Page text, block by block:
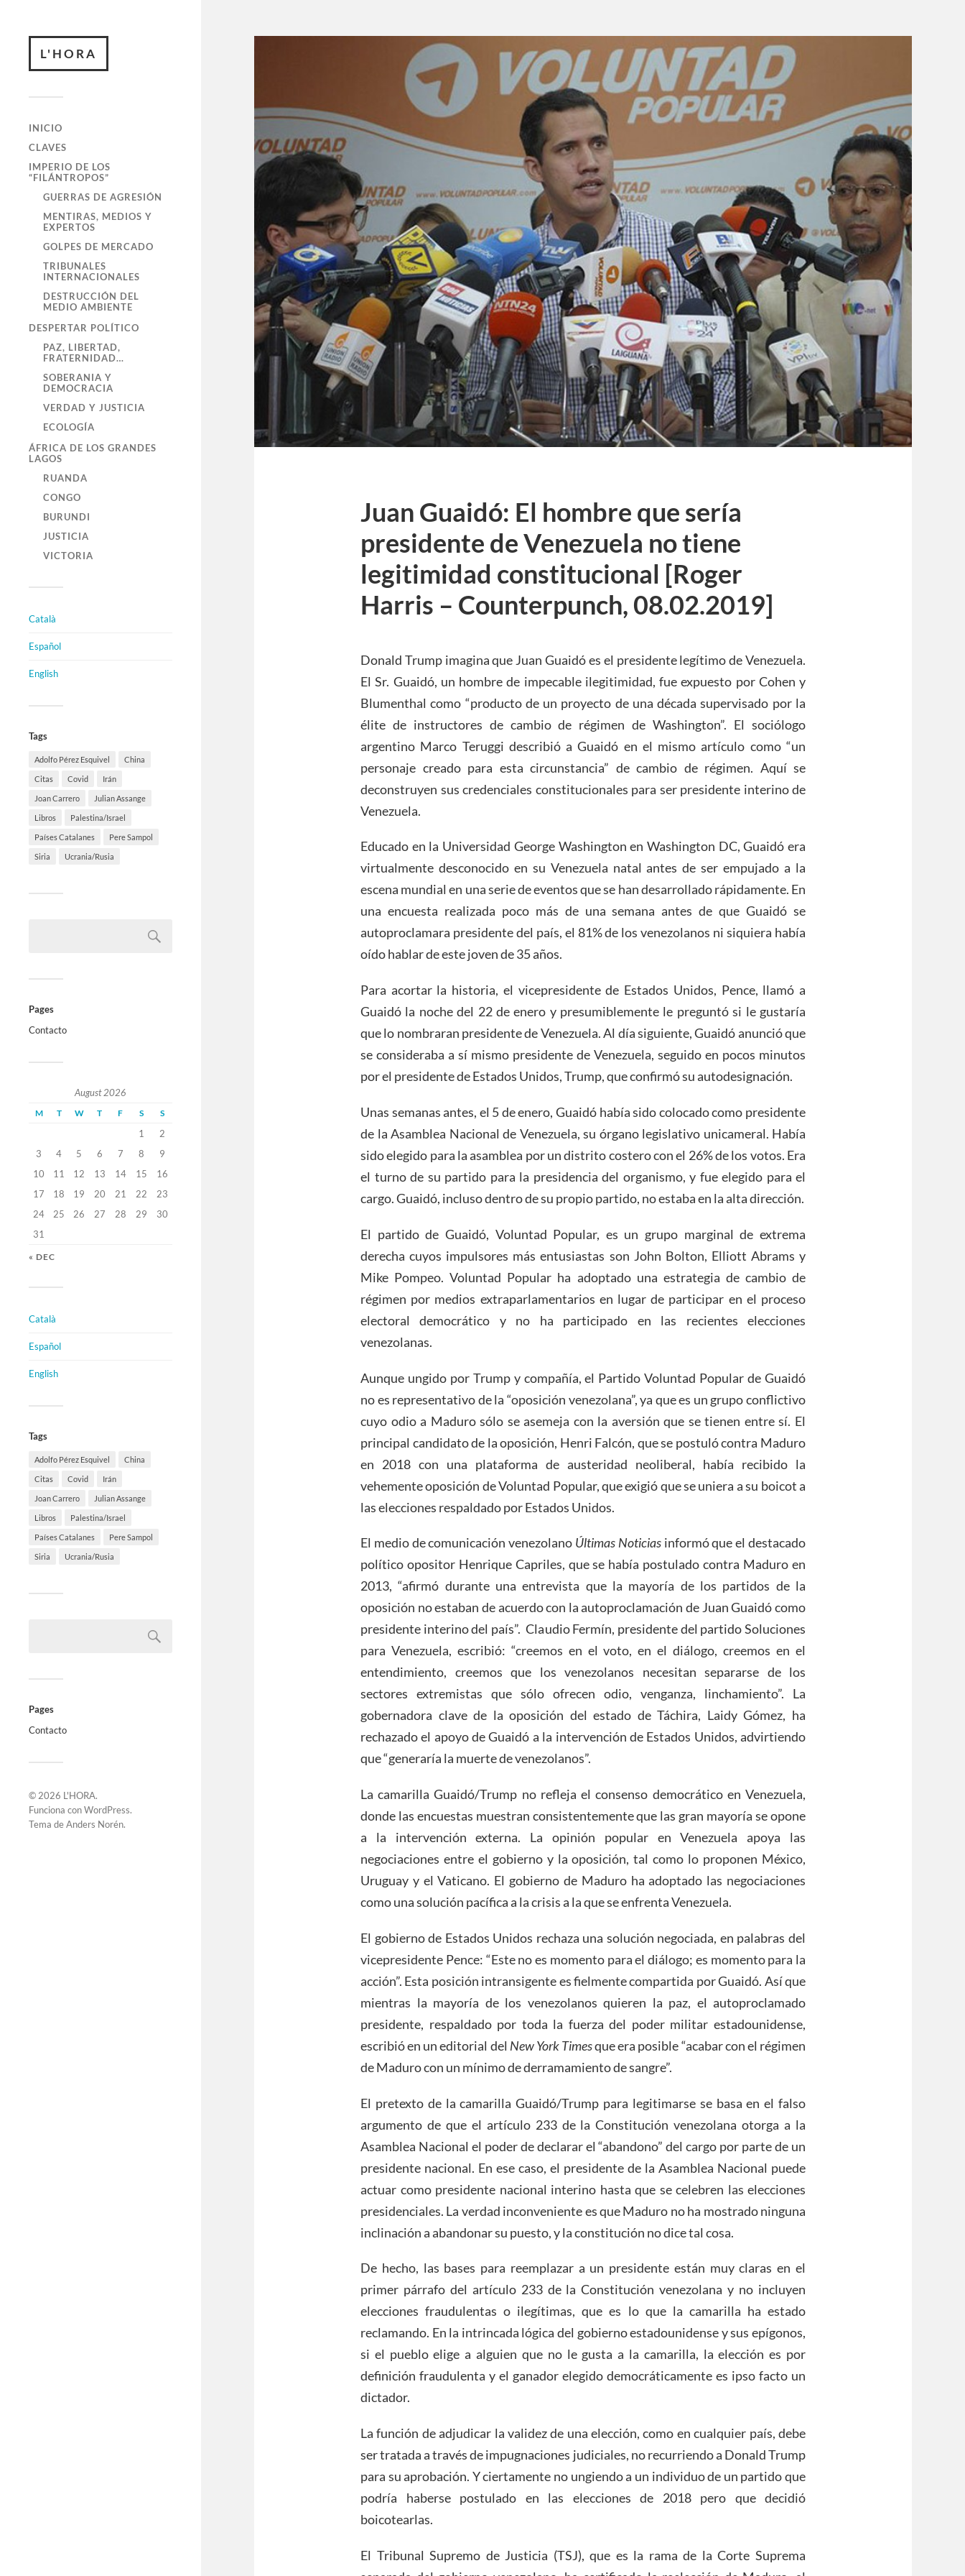
L'HORA
INICIO
CLAVES
IMPERIO DE LOS
“FILÁNTROPOS”
GUERRAS DE AGRESIÓN
MENTIRAS, MEDIOS Y
EXPERTOS
GOLPES DE MERCADO
TRIBUNALES
INTERNACIONALES
DESTRUCCIÓN DEL
MEDIO AMBIENTE
DESPERTAR POLÍTICO
PAZ, LIBERTAD,
FRATERNIDAD…
SOBERANIA Y
DEMOCRACIA
VERDAD Y JUSTICIA
ECOLOGÍA
ÁFRICA DE LOS GRANDES
LAGOS
RUANDA
CONGO
BURUNDI
JUSTICIA
VICTORIA
Català
Español
English
Tags
Adolfo Pérez Esquivel China
Citas Covid Irán
Joan Carrero Julian Assange
Libros Palestina/Israel
Países Catalanes Pere Sampol
Siria Ucrania/Rusia
Pages
Contacto
August 2026
M T W T F S S
1
2
3
4 5 6 7 8
9
10
11 12 13 14 15
16
17
18 19 20 21 22
23
24
25 26 27 28 29
30
31
« DEC
Català
Español
English
Tags
Adolfo Pérez Esquivel China
Citas Covid Irán
Joan Carrero Julian Assange
Libros Palestina/Israel
Países Catalanes Pere Sampol
Siria Ucrania/Rusia
Pages
Contacto
© 2026 L'HORA.
Funciona conWordPress.
Tema deAnders Norén.
Juan Guaidó: El hombre que sería
presidente de Venezuela no tiene
legitimidad constitucional [Roger
Harris – Counterpunch, 08.02.2019]
Donald Trump imagina que Juan Guaidó es el presidente legítimo de Venezuela.
El Sr. Guaidó, un hombre de impecable ilegitimidad, fue expuesto por Cohen y
Blumenthal como “producto de un proyecto de una década supervisado por la
élite de instructores de cambio de régimen de Washington”. El sociólogo
argentino Marco Teruggi describió a Guaidó en el mismo artículo como “un
personaje creado para esta circunstancia” de cambio de régimen. Aquí se
deconstruyen sus credenciales constitucionales para ser presidente interino de
Venezuela.
Educado en la Universidad George Washington en Washington DC, Guaidó era
virtualmente desconocido en su Venezuela natal antes de ser empujado a la
escena mundial en una serie de eventos que se han desarrollado rápidamente. En
una encuesta realizada poco más de una semana antes de que Guaidó se
autoproclamara presidente del país, el 81% de los venezolanos ni siquiera había
oído hablar de este joven de 35 años.
Para acortar la historia, el vicepresidente de Estados Unidos, Pence, llamó a
Guaidó la noche del 22 de enero y presumiblemente le preguntó si le gustaría
que lo nombraran presidente de Venezuela. Al día siguiente, Guaidó anunció que
se consideraba a sí mismo presidente de Venezuela, seguido en pocos minutos
por el presidente de Estados Unidos, Trump, que confirmó su autodesignación.
Unas semanas antes, el 5 de enero, Guaidó había sido colocado como presidente
de la Asamblea Nacional de Venezuela, su órgano legislativo unicameral. Había
sido elegido para la asamblea por un distrito costero con el 26% de los votos. Era
el turno de su partido para la presidencia del organismo, y fue elegido para el
cargo. Guaidó, incluso dentro de su propio partido, no estaba en la alta dirección.
El partido de Guaidó, Voluntad Popular, es un grupo marginal de extrema
derecha cuyos impulsores más entusiastas son John Bolton, Elliott Abrams y
Mike Pompeo. Voluntad Popular ha adoptado una estrategia de cambio de
régimen por medios extraparlamentarios en lugar de participar en el proceso
electoral democrático y no ha participado en las recientes elecciones
venezolanas.
Aunque ungido por Trump y compañía, el Partido Voluntad Popular de Guaidó
no es representativo de la “oposición venezolana”, ya que es un grupo conflictivo
cuyo odio a Maduro sólo se asemeja con la aversión que se tienen entre sí. El
principal candidato de la oposición, Henri Falcón, que se postuló contra Maduro
en 2018 con una plataforma de austeridad neoliberal, había recibido la
vehemente oposición de Voluntad Popular, que exigió que se uniera a su boicot a
las elecciones respaldado por Estados Unidos.
El medio de comunicación venezolano Últimas Noticias informó que el destacado
político opositor Henrique Capriles, que se había postulado contra Maduro en
2013, “afirmó durante una entrevista que la mayoría de los partidos de la
oposición no estaban de acuerdo con la autoproclamación de Juan Guaidó como
presidente interino del país”. Claudio Fermín, presidente del partido Soluciones
para Venezuela, escribió: “creemos en el voto, en el diálogo, creemos en el
entendimiento, creemos que los venezolanos necesitan separarse de los
sectores extremistas que sólo ofrecen odio, venganza, linchamiento”. La
gobernadora clave de la oposición del estado de Táchira, Laidy Gómez, ha
rechazado el apoyo de Guaidó a la intervención de Estados Unidos, advirtiendo
que “generaría la muerte de venezolanos”.
La camarilla Guaidó/Trump no refleja el consenso democrático en Venezuela,
donde las encuestas muestran consistentemente que las gran mayoría se opone
a la intervención externa. La opinión popular en Venezuela apoya las
negociaciones entre el gobierno y la oposición, tal como lo proponen México,
Uruguay y el Vaticano. El gobierno de Maduro ha adoptado las negociaciones
como una solución pacífica a la crisis a la que se enfrenta Venezuela.
El gobierno de Estados Unidos rechaza una solución negociada, en palabras del
vicepresidente Pence: “Este no es momento para el diálogo; es momento para la
acción”. Esta posición intransigente es fielmente compartida por Guaidó. Así que
mientras la mayoría de los venezolanos quieren la paz, el autoproclamado
presidente, respaldado por toda la fuerza del poder militar estadounidense,
escribió en un editorial del New York Timesque era posible “acabar con el régimen
de Maduro con un mínimo de derramamiento de sangre”.
El pretexto de la camarilla Guaidó/Trump para legitimarse se basa en el falso
argumento de que el artículo 233 de la Constitución venezolana otorga a la
Asamblea Nacional el poder de declarar el “abandono” del cargo por parte de un
presidente nacional. En ese caso, el presidente de la Asamblea Nacional puede
actuar como presidente nacional interino hasta que se celebren las elecciones
presidenciales. La verdad inconveniente es que Maduro no ha mostrado ninguna
inclinación a abandonar su puesto, y la constitución no dice tal cosa.
De hecho, las bases para reemplazar a un presidente están muy claras en el
primer párrafo del artículo 233 de la Constitución venezolana y no incluyen
elecciones fraudulentas o ilegítimas, que es lo que la camarilla ha estado
reclamando. En la intrincada lógica del gobierno estadounidense y sus epígonos,
si el pueblo elige a alguien que no le gusta a la camarilla, la elección es por
definición fraudulenta y el ganador elegido democráticamente es ipso facto un
dictador.
La función de adjudicar la validez de una elección, como en cualquier país, debe
ser tratada a través de impugnaciones judiciales, no recurriendo a Donald Trump
para su aprobación. Y ciertamente no ungiendo a un individuo de un partido que
podría haberse postulado en las elecciones de 2018 pero que decidió
boicotearlas.
El Tribunal Supremo de Justicia (TSJ), que es la rama de la Corte Suprema